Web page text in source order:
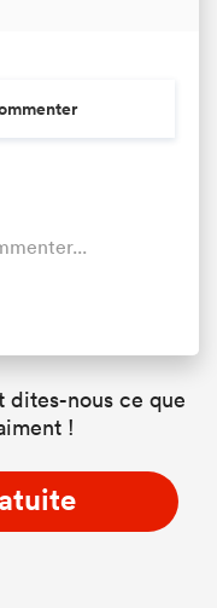
dites-nous ce que
!